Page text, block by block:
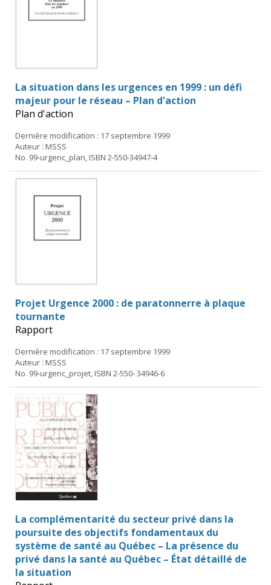
La situation dans les urgences en 1999 : un défi
majeur pour le réseau – Plan d'action
Plan d'action
Dernière modification : 17 septembre 1999
Auteur : MSSS
No. 99-urgenc_plan, ISBN 2-550-34947-4
Projet Urgence 2000 : de paratonnerre à plaque
tournante
Rapport
Dernière modification : 17 septembre 1999
Auteur : MSSS
No. 99-urgenc_projet, ISBN 2-550- 34946-6
La complémentarité du secteur privé dans la
poursuite des objectifs fondamentaux du
système de santé au Québec – La présence du
privé dans la santé au Québec – État détaillé de
la situation